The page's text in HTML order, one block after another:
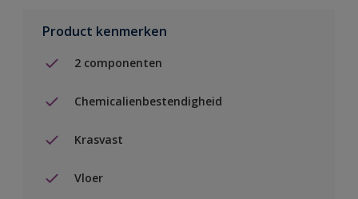
Product kenmerken
2 componenten
Chemicalienbestendigheid
Krasvast
Vloer